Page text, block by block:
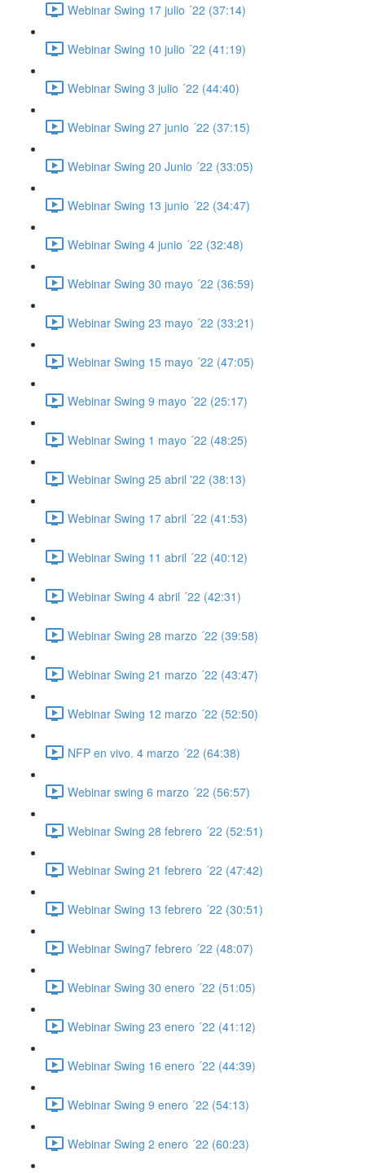
Webinar Swing 17 julio ´22 (37:14)
Webinar Swing 10 julio ´22 (41:19)
Webinar Swing 3 julio ´22 (44:40)
Webinar Swing 27 junio ´22 (37:15)
Webinar Swing 20 Junio ´22 (33:05)
Webinar Swing 13 junio ´22 (34:47)
Webinar Swing 4 junio ´22 (32:48)
Webinar Swing 30 mayo ´22 (36:59)
Webinar Swing 23 mayo ´22 (33:21)
Webinar Swing 15 mayo ´22 (47:05)
Webinar Swing 9 mayo ´22 (25:17)
Webinar Swing 1 mayo ´22 (48:25)
Webinar Swing 25 abril '22 (38:13)
Webinar Swing 17 abril ´22 (41:53)
Webinar Swing 11 abril ´22 (40:12)
Webinar Swing 4 abril ´22 (42:31)
Webinar Swing 28 marzo ´22 (39:58)
Webinar Swing 21 marzo ´22 (43:47)
Webinar Swing 12 marzo ´22 (52:50)
NFP en vivo. 4 marzo ´22 (64:38)
Webinar swing 6 marzo ´22 (56:57)
Webinar Swing 28 febrero ´22 (52:51)
Webinar Swing 21 febrero ´22 (47:42)
Webinar Swing 13 febrero ´22 (30:51)
Webinar Swing7 febrero ´22 (48:07)
Webinar Swing 30 enero ´22 (51:05)
Webinar Swing 23 enero ´22 (41:12)
Webinar Swing 16 enero ´22 (44:39)
Webinar Swing 9 enero ´22 (54:13)
Webinar Swing 2 enero ´22 (60:23)